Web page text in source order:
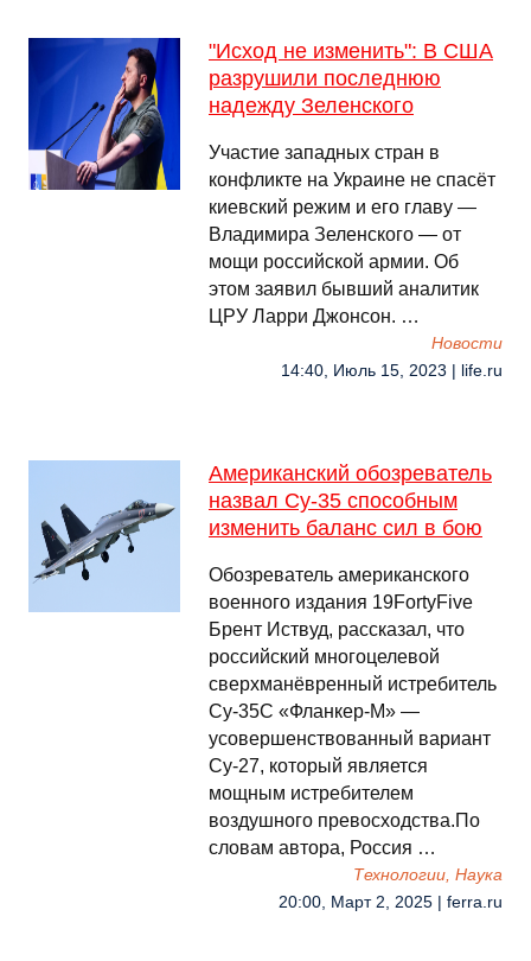
"Исход не изменить": В США
разрушили последнюю
надежду Зеленского
Участие западных стран в
конфликте на Украине не спасёт
киевский режим и его главу —
Владимира Зеленского — от
мощи российской армии. Об
этом заявил бывший аналитик
ЦРУ Ларри Джонсон. …
Новости
14:40, Июль 15, 2023 | life.ru
Американский обозреватель
назвал Су-35 способным
изменить баланс сил в бою
Обозреватель американского
военного издания 19FortyFive
Брент Иствуд, рассказал, что
российский многоцелевой
сверхманёвренный истребитель
Су-35С «Фланкер-М» —
усовершенствованный вариант
Су-27, который является
мощным истребителем
воздушного превосходства.По
словам автора, Россия …
Технологии, Наука
20:00, Март 2, 2025 | ferra.ru